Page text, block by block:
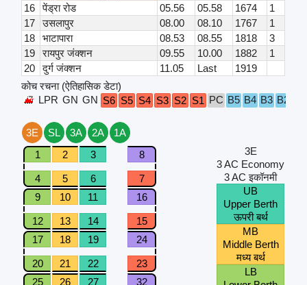
16
पेंड्रा रोड 05.56 05.58 1674
1
17
उसलापुर 08.00 08.10 1767
1
18
भाटापारा 08.53 08.55 1818
3
19
रायपुर जंक्शन 09.55 10.00 1882
1
20
दुर्ग जंक्शन 11.05 Last
1919
कोच रचना (ऐतिहासिक डेटा)
LPR GN GN S6 S5 S4 S3 S2 S1 PC B5 B4 B3 B2
3E SL 3A 2A
1A
1
2 3 8
4 5 6
7
9
10 11 16
12 13 14
15
17
18 19 24
20 21 22
23
25
26 27 32
3E
3 AC Economy
3 AC इकॉनमी
UB
Upper Berth
ऊपरी बर्थ
MB
Middle Berth
मध्य बर्थ
LB